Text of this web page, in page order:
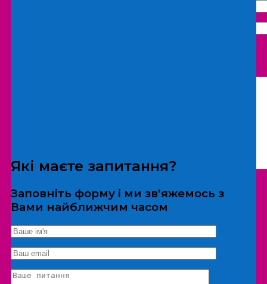
*Дані не передаються третім особам
Екскурсія/локація
Які маєте запитання?
Заповніть форму і ми зв'яжемось з
Вами найближчим часом